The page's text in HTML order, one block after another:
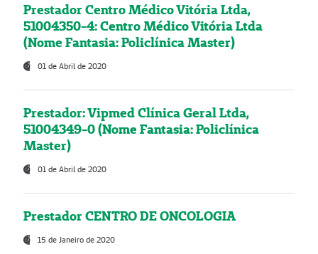
Prestador Centro Médico Vitória Ltda,
51004350-4: Centro Médico Vitória Ltda
(Nome Fantasia: Policlínica Master)
01 de Abril de 2020
Prestador: Vipmed Clínica Geral Ltda,
51004349-0 (Nome Fantasia: Policlínica
Master)
01 de Abril de 2020
Prestador CENTRO DE ONCOLOGIA
15 de Janeiro de 2020